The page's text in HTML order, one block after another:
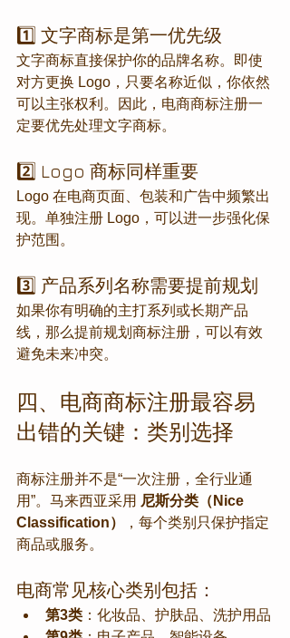
1️⃣ 文字商标是第一优先级
文字商标直接保护你的品牌名称。即使
对方更换 Logo，只要名称近似，你依然
可以主张权利。因此，电商商标注册一
定要优先处理文字商标。
2️⃣ Logo 商标同样重要
Logo 在电商页面、包装和广告中频繁出
现。单独注册 Logo，可以进一步强化保
护范围。
3️⃣ 产品系列名称需要提前规划
如果你有明确的主打系列或长期产品
线，那么提前规划商标注册，可以有效
避免未来冲突。
四、电商商标注册最容易
出错的关键：类别选择
商标注册并不是“一次注册，全行业通
用”。马来西亚采用 尼斯分类（Nice
Classification）
，每个类别只保护指定
商品或服务。
电商常见核心类别包括：
第3类 ：化妆品、护肤品、洗护用品